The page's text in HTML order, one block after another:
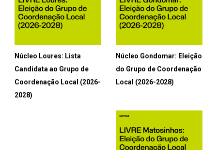
Núcleo Loures: Lista
Candidata ao Grupo de
Coordenação Local (2026-
2028)
Núcleo Gondomar: Eleição
do Grupo de Coordenação
Local (2026-2028)